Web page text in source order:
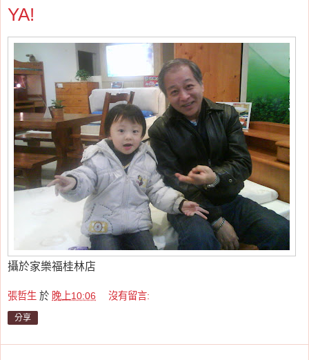
YA!
攝於家樂福桂林店
張哲生 於 晚上10:06 沒有留言:
分享